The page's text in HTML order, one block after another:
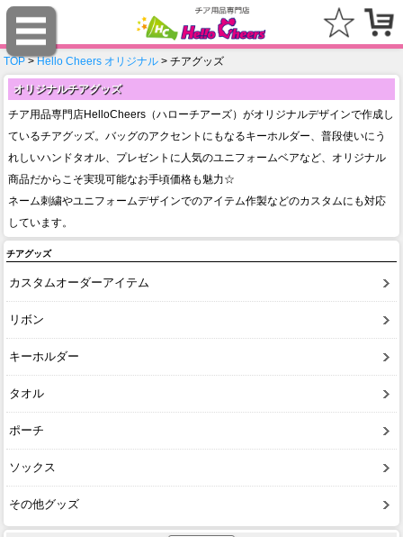
TOP>Hello Cheers オリジナル > チアグッズ
オリジナルチアグッズ
チア用品専門店HelloCheers（ハローチアーズ）がオリジナルデザインで作成し
ているチアグッズ。バッグのアクセントにもなるキーホルダー、普段使いにう
れしいハンドタオル、プレゼントに人気のユニフォームベアなど、オリジナル
商品だからこそ実現可能なお手頃価格も魅力☆
ネーム刺繍やユニフォームデザインでのアイテム作製などのカスタムにも対応
しています。
チアグッズ
カスタムオーダーアイテム
リボン
キーホルダー
タオル
ポーチ
ソックス
その他グッズ